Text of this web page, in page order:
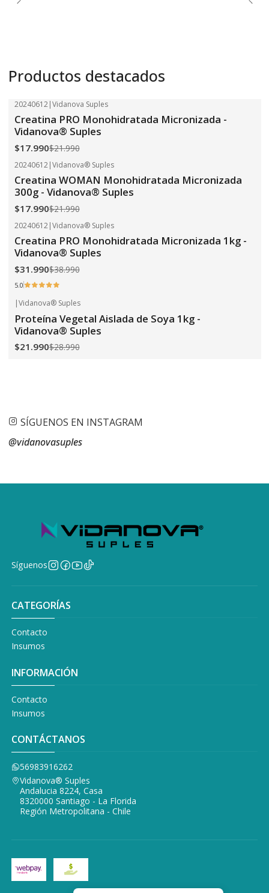
Productos destacados
-18% OFF
20240612|Vidanova Suples
Creatina PRO Monohidratada Micronizada -
Vidanova® Suples
$17.990$21.990
-18% OFF
20240612|Vidanova® Suples
Creatina WOMAN Monohidratada Micronizada
300g - Vidanova® Suples
$17.990$21.990
-18% OFF
20240612|Vidanova® Suples
Creatina PRO Monohidratada Micronizada 1kg -
Vidanova® Suples
$31.990$38.990
5.0
-24% OFF
|Vidanova® Suples
Proteína Vegetal Aislada de Soya 1kg -
Vidanova® Suples
$21.990$28.990
SÍGUENOS EN INSTAGRAM
@vidanovasuples
Síguenos
CATEGORÍAS
Contacto
Insumos
INFORMACIÓN
Contacto
Insumos
CONTÁCTANOS
56983916262
Vidanova® Suples
Andalucia 8224, Casa
8320000 Santiago - La Florida
Región Metropolitana - Chile